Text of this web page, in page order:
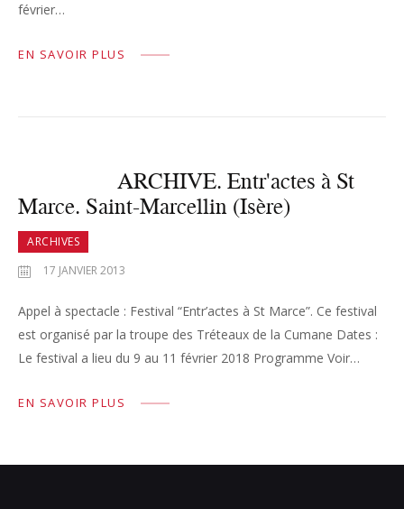
février…
EN SAVOIR PLUS
ARCHIVE. Entr'actes à St
Marce. Saint-Marcellin (Isère)
ARCHIVES
17 JANVIER 2013
Appel à spectacle : Festival “Entr’actes à St Marce”. Ce festival
est organisé par la troupe des Tréteaux de la Cumane Dates :
Le festival a lieu du 9 au 11 février 2018 Programme Voir…
EN SAVOIR PLUS